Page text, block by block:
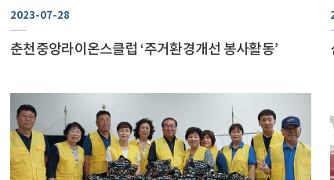
2023-07-28
춘천중앙라이온스클럽 ‘주거환경개선 봉사활동’